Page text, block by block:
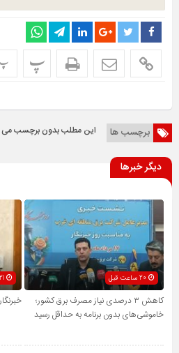
پ پ
برچسب ها این مطلب بدون برچسب می
دیگر خبرها
کاهش ۳ درصدی نیاز مصرف برق کشور؛
خاموشی‌های بدون برنامه به حداقل رسید